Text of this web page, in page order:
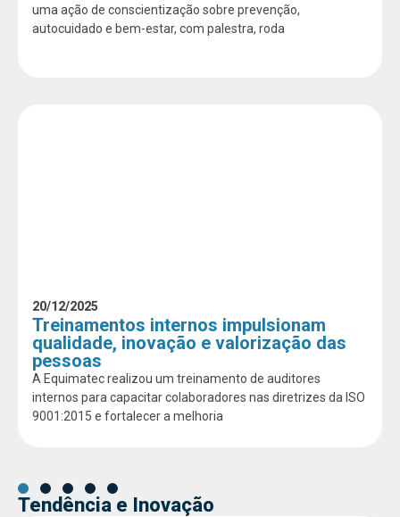
uma ação de conscientização sobre prevenção,
autocuidado e bem-estar, com palestra, roda
20/12/2025
Treinamentos internos impulsionam
qualidade, inovação e valorização das
pessoas
A Equimatec realizou um treinamento de auditores
internos para capacitar colaboradores nas diretrizes da ISO
9001:2015 e fortalecer a melhoria
Tendência e Inovação